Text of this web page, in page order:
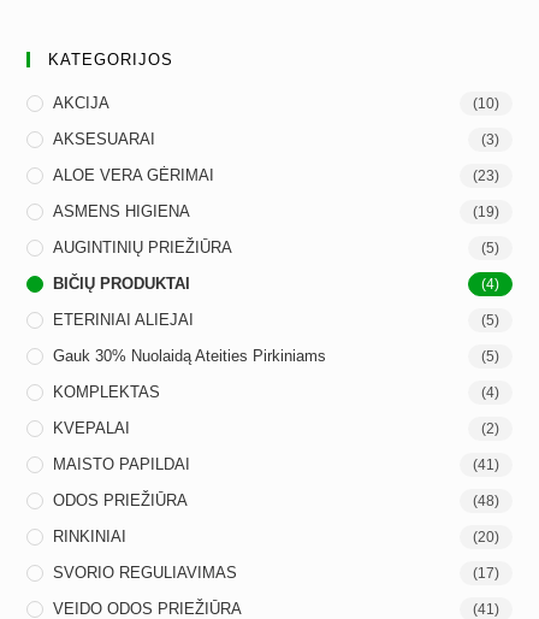
KATEGORIJOS
AKCIJA (10)
AKSESUARAI (3)
ALOE VERA GĖRIMAI (23)
ASMENS HIGIENA (19)
AUGINTINIŲ PRIEŽIŪRA (5)
BIČIŲ PRODUKTAI (4)
ETERINIAI ALIEJAI (5)
Gauk 30% Nuolaidą Ateities Pirkiniams (5)
KOMPLEKTAS (4)
KVEPALAI (2)
MAISTO PAPILDAI (41)
ODOS PRIEŽIŪRA (48)
RINKINIAI (20)
SVORIO REGULIAVIMAS (17)
VEIDO ODOS PRIEŽIŪRA (41)